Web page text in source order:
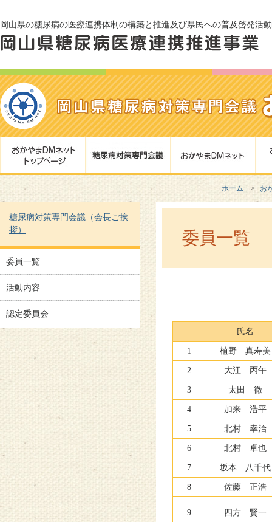
岡山県の糖尿病の医療連携体制の構築と推進及び県民への普及啓発活
ホーム お
委員一覧
氏名
1 植野 真寿美
2 大江 丙午
3 太田 徹
4 加来 浩平
5 北村 幸治
6 北村 卓也
7 坂本 八千代
8 佐藤 正浩
9 四方 賢一
糖尿病対策専門会議（会長ご挨
拶）
委員一覧
活動内容
認定委員会